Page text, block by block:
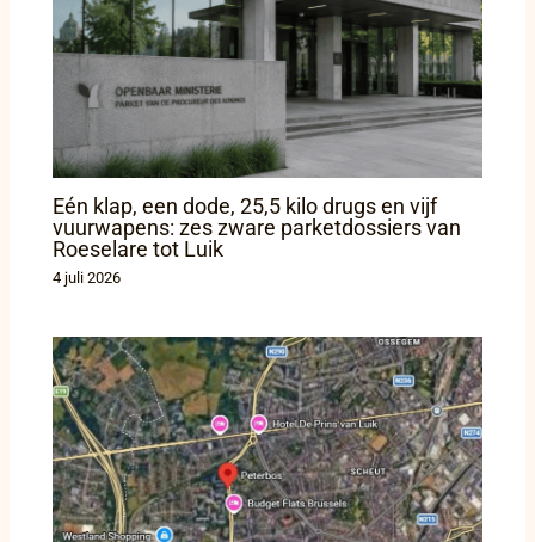
Eén klap, een dode, 25,5 kilo drugs en vijf
vuurwapens: zes zware parketdossiers van
Roeselare tot Luik
4 juli 2026